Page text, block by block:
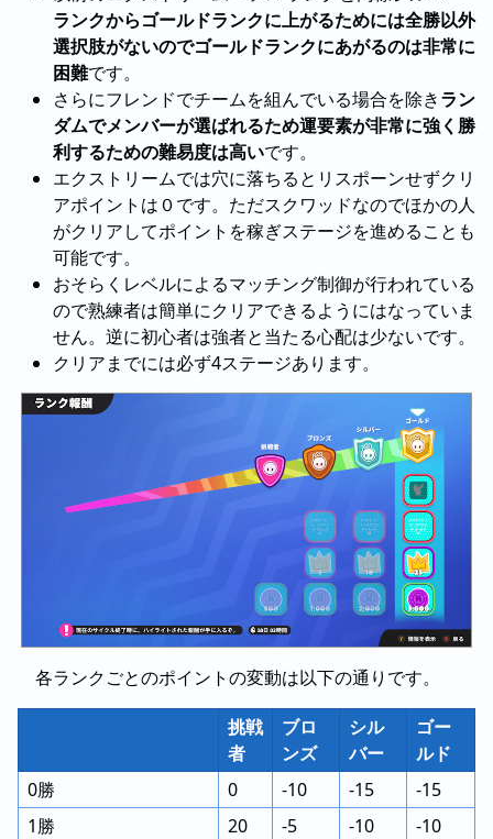
ランクからゴールドランクに上がるためには全勝以外
選択肢がないのでゴールドランクにあがるのは非常に
困難です。
さらにフレンドでチームを組んでいる場合を除きラン
ダムでメンバーが選ばれるため運要素が非常に強く勝
利するための難易度は高いです。
エクストリームでは穴に落ちるとリスポーンせずクリ
アポイントは０です。ただスクワッドなのでほかの人
がクリアしてポイントを稼ぎステージを進めることも
可能です。
おそらくレベルによるマッチング制御が行われている
ので熟練者は簡単にクリアできるようにはなっていま
せん。逆に初心者は強者と当たる心配は少ないです。
クリアまでには必ず4ステージあります。
各ランクごとのポイントの変動は以下の通りです。
挑戦
者
ブロ
ンズ
シル
バー
ゴー
ルド
0勝
0 -10 -15
-15
1勝
20 -5 -10
-10